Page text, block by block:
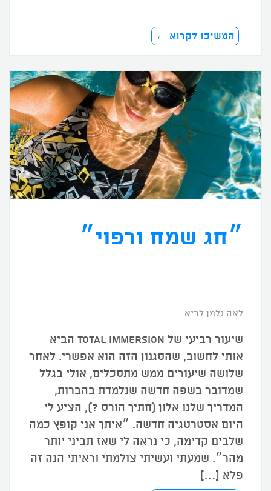
המשיכו לקרוא ←
״חג שמח ורפוי״
לאה גלמן לביא
שיעור רביעי של Total Immersion הביא
אותי לחשוב, שהסגנון הזה הוא אפשרי. לאחר
שלושה שיעורים ממש מתסכלים, אולי בגלל
שמדובר בשפה חדשה שנלמדת בהברות,
המדריך שלנו אלון (חתיך הורס ?), הציע לי
היום אסטרטגיה חדשה. ״איתך אני קופץ כמה
שלבים קדימה, כי נראה לי שאז תביני יותר
מהר״. שמעתי ועשיתי צולמתי וראיתי הנה זה
פלא […]